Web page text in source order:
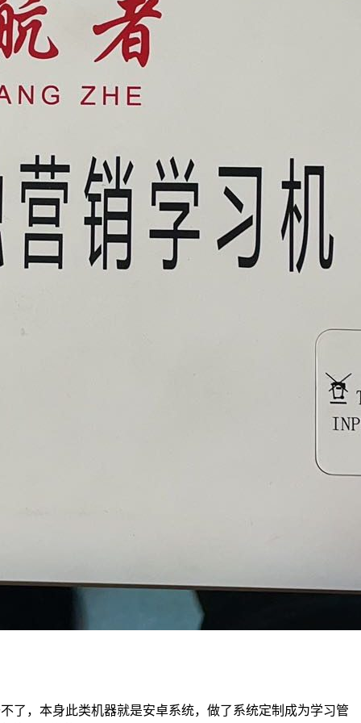
了，本身此类机器就是安卓系统，做了系统定制成为学习管